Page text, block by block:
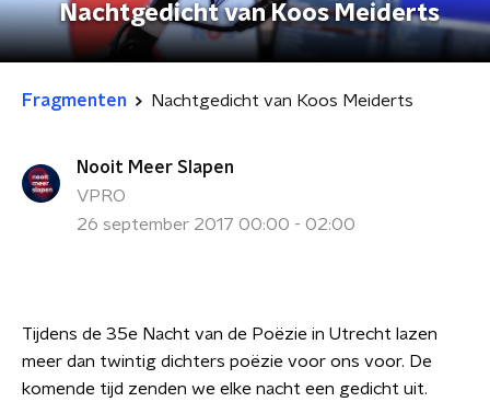
Nachtgedicht van Koos Meiderts
Fragmenten Nachtgedicht van Koos Meiderts
Nooit Meer Slapen
VPRO
26 september 2017 00:00 - 02:00
Tijdens de 35e Nacht van de Poëzie in Utrecht lazen
meer dan twintig dichters poëzie voor ons voor. De
komende tijd zenden we elke nacht een gedicht uit.